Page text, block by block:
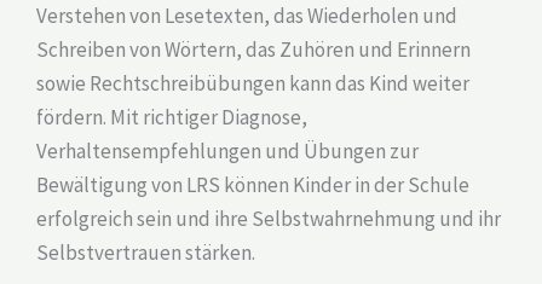
Verstehen von Lesetexten, das Wiederholen und
Schreiben von Wörtern, das Zuhören und Erinnern
sowie Rechtschreibübungen kann das Kind weiter
fördern. Mit richtiger Diagnose,
Verhaltensempfehlungen und Übungen zur
Bewältigung von LRS können Kinder in der Schule
erfolgreich sein und ihre Selbstwahrnehmung und ihr
Selbstvertrauen stärken.